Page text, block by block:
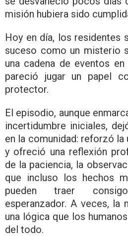
misión hubiera sido
Hoy en día, los residentes
suceso como un misterio
una cadena de eventos
pareció jugar un papel
protector.
El episodio, aunque
incertidumbre iniciales,
en la comunidad: reforzó la
y ofreció una reflexión
de la paciencia, la
que incluso los hechos
pueden traer
esperanzador. A veces, la
una lógica que los
del todo.